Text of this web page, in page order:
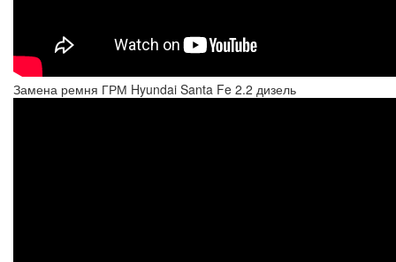
Замена ремня ГРМ Hyundai Santa Fe 2.2 дизель